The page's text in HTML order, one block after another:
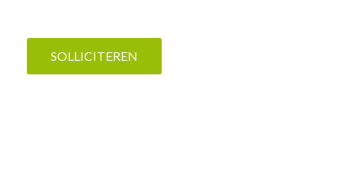
SOLLICITEREN